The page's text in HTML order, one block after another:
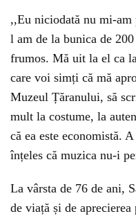
,,Eu niciodată nu mi-am
l am de la bunica de
frumos. Mă uit la el ca
care voi simți că mă
Muzeul Țăranului, să
mult la costume, la
că ea este economistă.
înțeles că muzica nu-i
La vârsta de 76 de ani,
de viață și de